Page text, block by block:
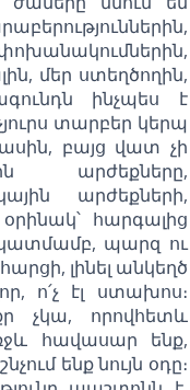
մեր ստեղծողին,
ինչպես է
տարբեր կերպ
բայց վատ չի
արժեքները,
արժեքների,
հարգալից
նկատմամբ, պարզ ու
լինել անկեղծ
ո՛չ էլ ստախոս։
չկա, որովհետև
հավասար ենք,
ենք նույն օդը։